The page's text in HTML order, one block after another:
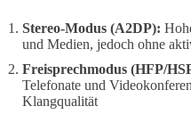
Stereo-Modus (A2DP):
und Medien, jedoch ohne
Freisprechmodus (HFP/
Telefonate und
Klangqualität